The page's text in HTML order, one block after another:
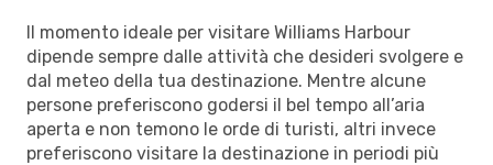
Il momento ideale per visitare Williams Harbour
dipende sempre dalle attività che desideri svolgere e
dal meteo della tua destinazione. Mentre alcune
persone preferiscono godersi il bel tempo all’aria
aperta e non temono le orde di turisti, altri invece
preferiscono visitare la destinazione in periodi più